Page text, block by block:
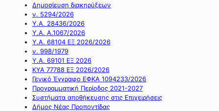
Δημοσίευση διακηρύξεων
ν. 5294/2026
Υ.Α. 28436/2026
Υ.Α. Α.1067/2026
Υ.Α. 68104 ΕΞ 2026/2026
ν. 998/1979
Υ.Α. 69101 ΕΞ 2026
ΚΥΑ 77788 ΕΞ 2026/2026
Γενικό Έγγραφο ΕΦΚΑ 1094233/2026
Προγραμματική Περίοδος 2021-2027
Συστήματα αποθήκευσης στις Επιχειρήσεις
Δήμος Νέας Προποντίδας